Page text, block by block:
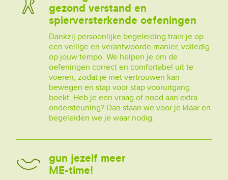
gezond verstand en
spierversterkende oefeningen
Dankzij persoonlijke begeleiding train je op
een veilige en verantwoorde manier, volledig
op jouw tempo. We helpen je om de
oefeningen correct en comfortabel uit te
voeren, zodat je met vertrouwen kan
bewegen en stap voor stap vooruitgang
boekt. Heb je een vraag of nood aan extra
ondersteuning? Dan staan we voor je klaar en
begeleiden we je waar nodig.
gun jezelf meer
ME-time!